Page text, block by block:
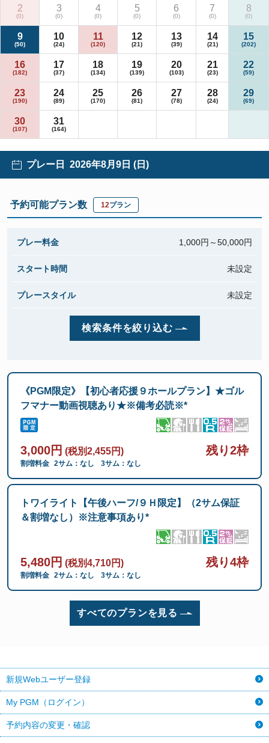
2 3 4 5 6 7 8
9 10 11 12 13 14 15
16 17 18 19 20 21 22
23 24 25 26 27 28 29
30 31
プレー日 2026年8月9日 (日)
予約可能プラン数 12プラン
プレー料金 1,000円～50,000円
スタート時間 未設定
プレースタイル 未設定
検索条件を絞り込む
《PGM限定》【初心者応援９ホールプラン】★ゴル
フマナー動画視聴あり★※備考必読※*
3,000円 (税別2,455円) 残り2枠
割増料金 2サム：なし 3サム：なし
トワイライト【午後ハーフ/９Ｈ限定】（2サム保証
＆割増なし）※注意事項あり*
5,480円 (税別4,710円) 残り4枠
割増料金 2サム：なし 3サム：なし
すべてのプランを見る
新規Webユーザー登録
My PGM（ログイン）
予約内容の変更・確認